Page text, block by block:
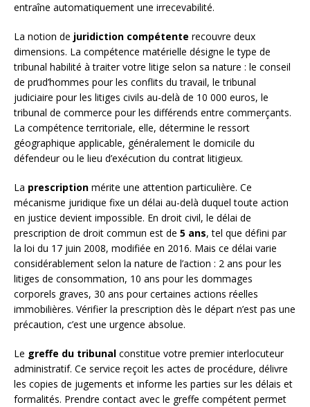
entraîne automatiquement une irrecevabilité.
La notion de juridiction compétente recouvre deux
dimensions. La compétence matérielle désigne le type de
tribunal habilité à traiter votre litige selon sa nature : le conseil
de prud’hommes pour les conflits du travail, le tribunal
judiciaire pour les litiges civils au-delà de 10 000 euros, le
tribunal de commerce pour les différends entre commerçants.
La compétence territoriale, elle, détermine le ressort
géographique applicable, généralement le domicile du
défendeur ou le lieu d’exécution du contrat litigieux.
La prescription mérite une attention particulière. Ce
mécanisme juridique fixe un délai au-delà duquel toute action
en justice devient impossible. En droit civil, le délai de
prescription de droit commun est de 5 ans, tel que défini par
la loi du 17 juin 2008, modifiée en 2016. Mais ce délai varie
considérablement selon la nature de l’action : 2 ans pour les
litiges de consommation, 10 ans pour les dommages
corporels graves, 30 ans pour certaines actions réelles
immobilières. Vérifier la prescription dès le départ n’est pas une
précaution, c’est une urgence absolue.
Le greffe du tribunal constitue votre premier interlocuteur
administratif. Ce service reçoit les actes de procédure, délivre
les copies de jugements et informe les parties sur les délais et
formalités. Prendre contact avec le greffe compétent permet